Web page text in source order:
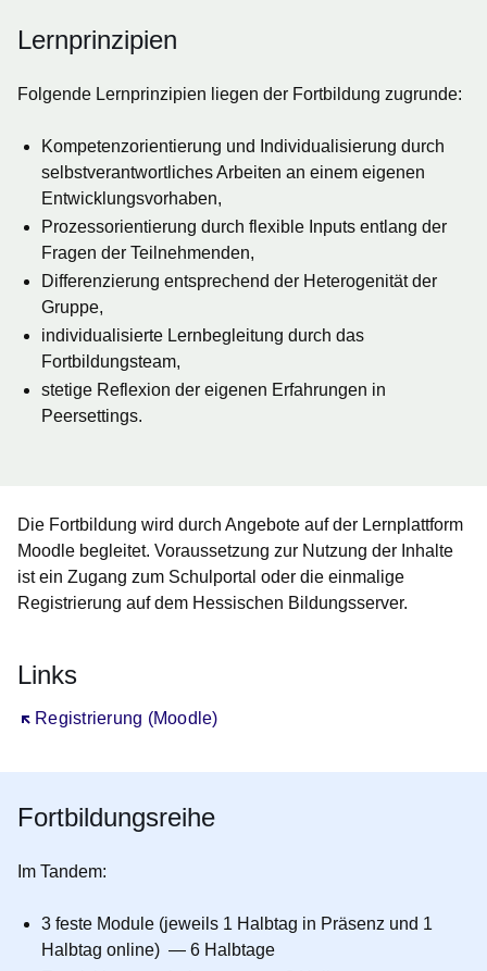
Lernprinzipien
Folgende Lernprinzipien liegen der Fortbildung zugrunde:
Kompetenzorientierung und Individualisierung durch
selbstverantwortliches Arbeiten an einem eigenen
Entwicklungsvorhaben,
Prozessorientierung durch flexible Inputs entlang der
Fragen der Teilnehmenden,
Differenzierung entsprechend der Heterogenität der
Gruppe,
individualisierte Lernbegleitung durch das
Fortbildungsteam,
stetige Reflexion der eigenen Erfahrungen in
Peersettings.
Die Fortbildung wird durch Angebote auf der Lernplattform
Moodle begleitet. Voraussetzung zur Nutzung der Inhalte
ist ein Zugang zum Schulportal oder die einmalige
Registrierung auf dem Hessischen Bildungsserver.
Links
Registrierung (Moodle)
Öffnet sich in einem neuen Fenster
Fortbildungsreihe
Im Tandem:
3 feste Module (jeweils 1 Halbtag in Präsenz und 1
Halbtag online) — 6 Halbtage